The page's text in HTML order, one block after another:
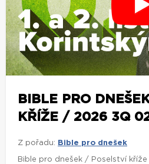
BIBLE PRO
KŘÍŽE / 2026 3Q
Z pořadu: Bible pro dnešek
Bible pro dnešek / Poselství